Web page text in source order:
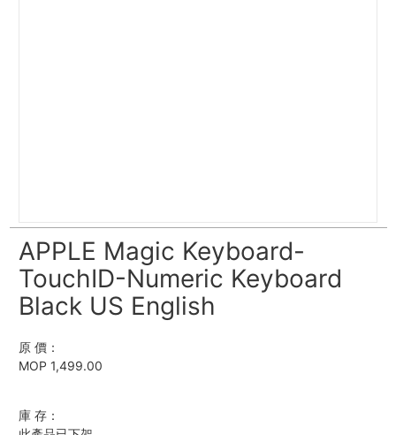
APPLE Magic Keyboard-
TouchID-Numeric Keyboard
Black US English
原 價：
MOP 1,499.00
庫 存：